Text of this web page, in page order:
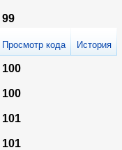
99
99
100
100
101
101
Просмотр кода История